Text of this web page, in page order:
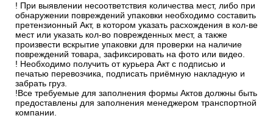
! При выявлении несоответствия количества мест, либо при
обнаружении повреждений упаковки необходимо составить
претензионный Акт, в котором указать расхождения в кол-ве
мест или указать кол-во поврежденных мест, а также
произвести вскрытие упаковки для проверки на наличие
повреждений товара, зафиксировать на фото или видео.
! Необходимо получить от курьера Акт с подписью и
печатью перевозчика, подписать приёмную накладную и
забрать груз.
!Все требуемые для заполнения формы Актов должны быть
предоставлены для заполнения менеджером транспортной
компании.